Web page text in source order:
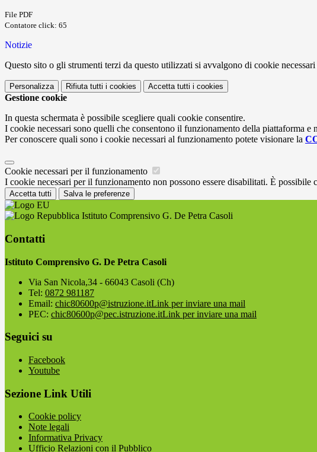
File PDF
Contatore click: 65
Notizie
Questo sito o gli strumenti terzi da questo utilizzati si avvalgono di cookie
Personalizza Rifiuta tutti i cookies Accetta tutti i cookies
Gestione cookie
In questa schermata è possibile scegliere quali cookie consentire.
I cookie necessari sono quelli che consentono il funzionamento della piattaforma e
Per conoscere quali sono i cookie necessari al funzionamento potete visionare la
Cookie necessari per il funzionamento
I cookie necessari per il funzionamento non possono essere disabilitati. È
Accetta tutti Salva le preferenze
Istituto Comprensivo G. De Petra Casoli
Contatti
Istituto Comprensivo G. De Petra Casoli
Via San Nicola,34 - 66043 Casoli (Ch)
Tel: 0872 981187
Email: chic80600p@istruzione.itLink per inviare una mail
PEC: chic80600p@pec.istruzione.itLink per inviare una mail
Seguici su
Facebook
Youtube
Sezione Link Utili
Cookie policy
Note legali
Informativa Privacy
Ufficio Relazioni con il Pubblico